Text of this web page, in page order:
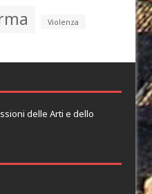
Violenza
delle Arti e dello